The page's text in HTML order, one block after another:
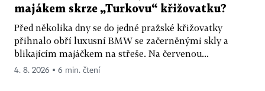
majákem skrze „Turkovu“ křižovatku?
Před několika dny se do jedné pražské křižovatky
přihnalo obří luxusní BMW se začerněnými skly a
blikajícím majáčkem na střeše. Na červenou...
4. 8. 2026 ▪ 6 min. čtení